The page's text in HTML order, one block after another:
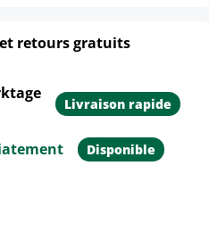
retours gratuits
Livraison rapide
Disponible
le produit